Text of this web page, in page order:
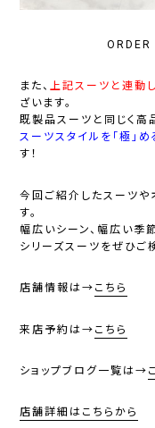
また、上記スーツと連動
ざいます。
既製品スーツと同じく高
スーツスタイルを「極」
す！
今回ご紹介したスーツ
す。
幅広いシーン、幅広い季
シリーズスーツをぜひご
店舗情報は→ こちら
来店予約は→ こちら
ショップブログ一覧は→
店舗詳細はこちらから